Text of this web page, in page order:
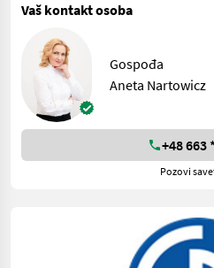
Vaš kontakt osoba
Gospođa
Aneta Nartowicz
+48 663
Pozovi